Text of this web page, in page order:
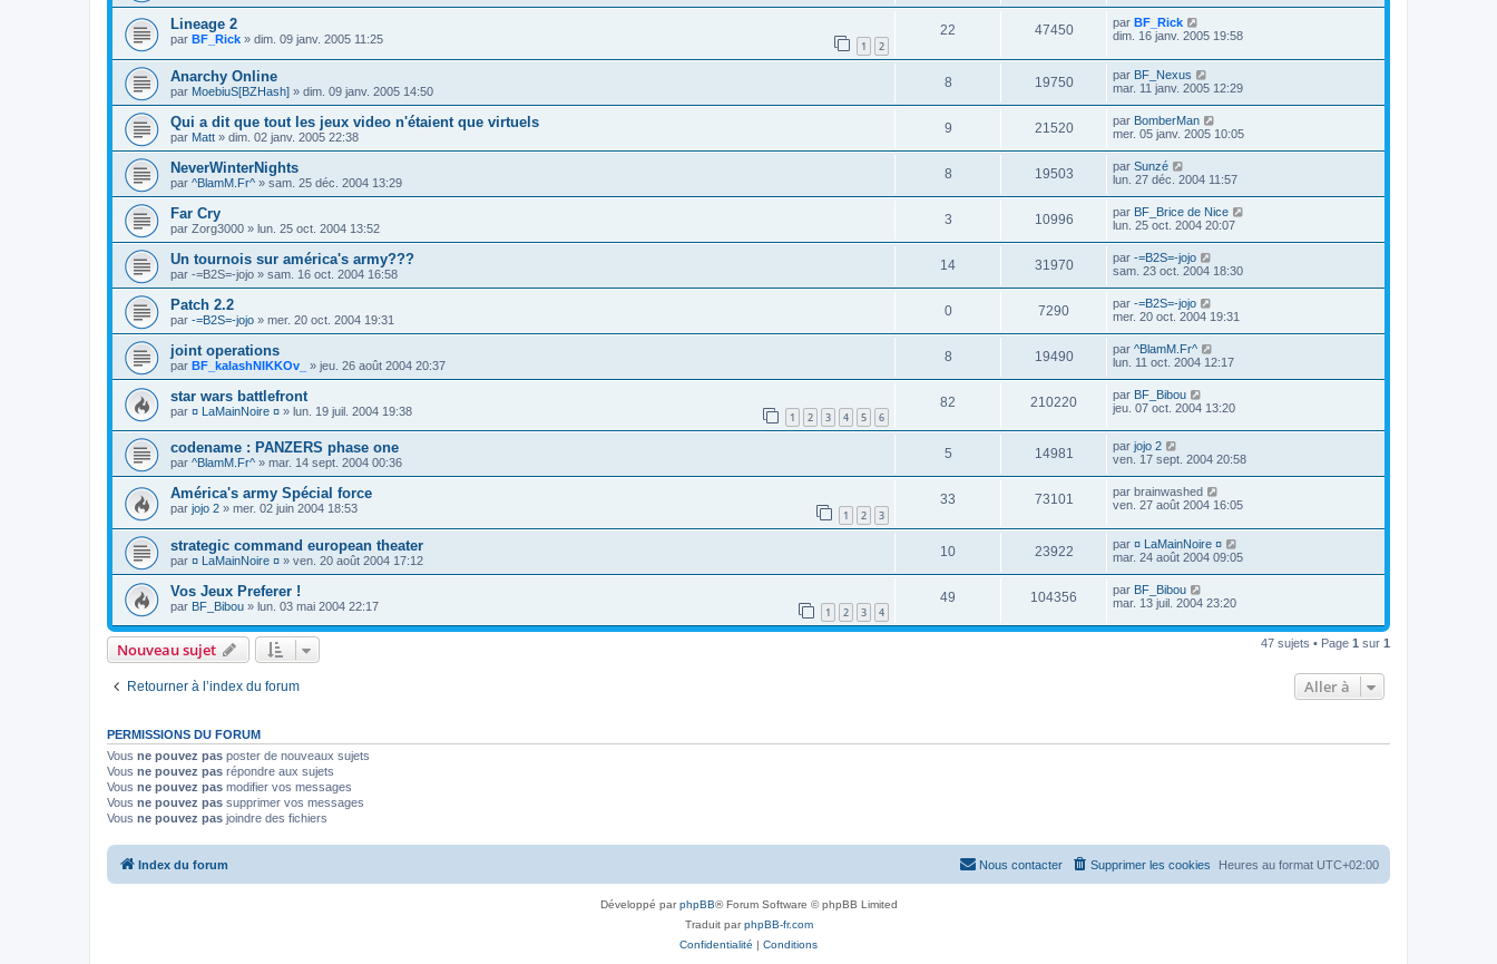
Lineage 2
par BF_Rick » dim. 09 janv. 2005 11:25 1 2
22 47450 par BF_Rick
dim. 16 janv. 2005 19:58
Anarchy Online
par MoebiuS[BZHash] » dim. 09 janv. 2005 14:50
8 19750 par BF_Nexus
mar. 11 janv. 2005 12:29
Qui a dit que tout les jeux video n'étaient que virtuels
par Matt » dim. 02 janv. 2005 22:38
9 21520 par BomberMan
mer. 05 janv. 2005 10:05
NeverWinterNights
par ^BlamM.Fr^ » sam. 25 déc. 2004 13:29
8 19503 par Sunzé
lun. 27 déc. 2004 11:57
Far Cry
par Zorg3000 » lun. 25 oct. 2004 13:52
3 10996 par BF_Brice de Nice
lun. 25 oct. 2004 20:07
Un tournois sur américa's army???
par -=B2S=-jojo » sam. 16 oct. 2004 16:58
14 31970 par -=B2S=-jojo
sam. 23 oct. 2004 18:30
Patch 2.2
par -=B2S=-jojo » mer. 20 oct. 2004 19:31
0 7290 par -=B2S=-jojo
mer. 20 oct. 2004 19:31
joint operations
par BF_kalashNIKKOv_ » jeu. 26 août 2004 20:37
8 19490 par ^BlamM.Fr^
lun. 11 oct. 2004 12:17
star wars battlefront
par ¤ LaMainNoire ¤ » lun. 19 juil. 2004 19:38 1 2 3 4 5 6
82 210220 par BF_Bibou
jeu. 07 oct. 2004 13:20
codename : PANZERS phase one
par ^BlamM.Fr^ » mar. 14 sept. 2004 00:36
5 14981 par jojo 2
ven. 17 sept. 2004 20:58
América's army Spécial force
par jojo 2 » mer. 02 juin 2004 18:53 1 2 3
33 73101 par brainwashed
ven. 27 août 2004 16:05
strategic command european theater
par ¤ LaMainNoire ¤ » ven. 20 août 2004 17:12
10 23922 par ¤ LaMainNoire ¤
mar. 24 août 2004 09:05
Vos Jeux Preferer !
par BF_Bibou » lun. 03 mai 2004 22:17 1 2 3 4
49 104356 par BF_Bibou
mar. 13 juil. 2004 23:20
Nouveau sujet 47 sujets • Page 1 sur 1
Retourner à l’index du forum Aller à
PERMISSIONS DU FORUM
Vous ne pouvez pas poster de nouveaux sujets
Vous ne pouvez pas répondre aux sujets
Vous ne pouvez pas modifier vos messages
Vous ne pouvez pas supprimer vos messages
Vous ne pouvez pas joindre des fichiers
Index du forum Heures au format UTC+02:00
Supprimer les cookies
Nous contacter
Développé parphpBB® Forum Software © phpBB Limited
Traduit parphpBB-fr.com
Confidentialité | Conditions